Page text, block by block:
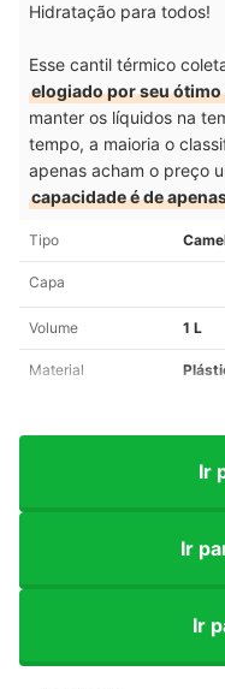
Hidratação para todos!
Esse cantil térmico
elogiado por seu
manter os líquidos na
tempo, a maioria o
apenas acham o preço
capacidade é de
Tipo
Capa
Volume 1 L
Material
Ir
Ir
Ir